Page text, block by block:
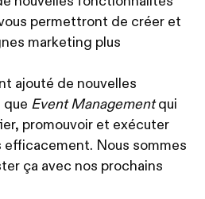
permettront de créer et
marketing plus
ajouté de nouvelles
que Event Managementqui
promouvoir et exécuter
efficacement. Nous sommes
ça avec nos prochains